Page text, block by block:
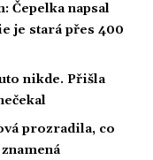
Čepelka napsal
je stará přes 400
nikde. Přišla
prozradila, co